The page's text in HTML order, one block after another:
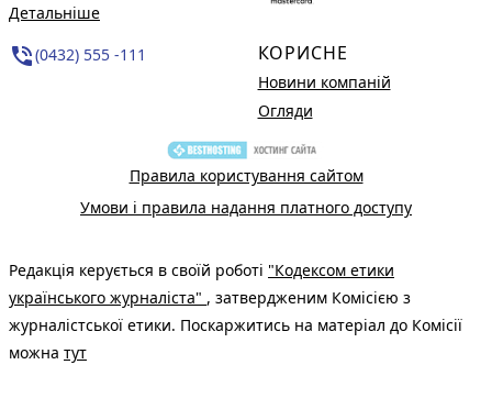
Детальніше
phone_in_talk(0432) 555 -111 КОРИСНЕ
Новини компаній
Огляди
Правила користування сайтом
Умови і правила надання платного доступу
Редакція керується в своїй роботі "Кодексом етики
українського журналіста" , затвердженим Комісією з
журналістської етики. Поскаржитись на матеріал до Комісії
можна тут